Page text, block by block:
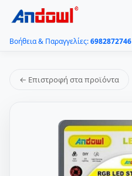
Βοήθεια & Παραγγελίες:6982872746
← Επιστροφή στα προϊόντα